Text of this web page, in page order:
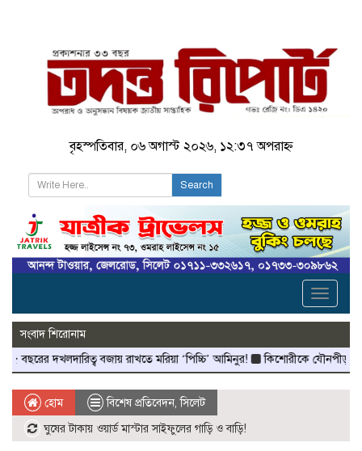
বৃহস্পতিবার, ০৬ অগাস্ট ২০২৬, ১২:৩৭ অপরাহ্ন
Search
Toggle
সংবাদ শিরোনাম
বজায় রাখতে মরিয়া ‘পিচ্চি’ আমিনুর!
কিশোরীকে যৌনপীড়নের পর
হোম বিশেষ প্রতিবেদন,সিলেট
ঘুষের টাকায় ওয়ার্ড মাস্টার সাইফুলের গাড়ি ও বাড়ি!